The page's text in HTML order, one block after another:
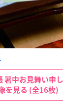
暑中お見舞い申
を見る (全16枚)